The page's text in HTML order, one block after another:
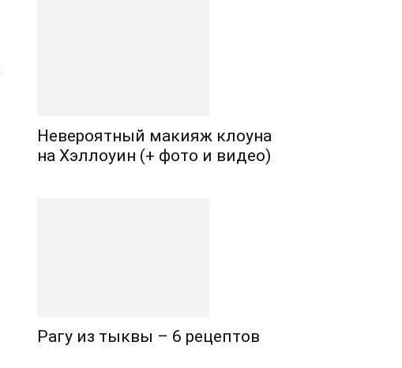
Невероятный макияж клоуна
на Хэллоуин (+ фото и видео)
Рагу из тыквы – 6 рецептов